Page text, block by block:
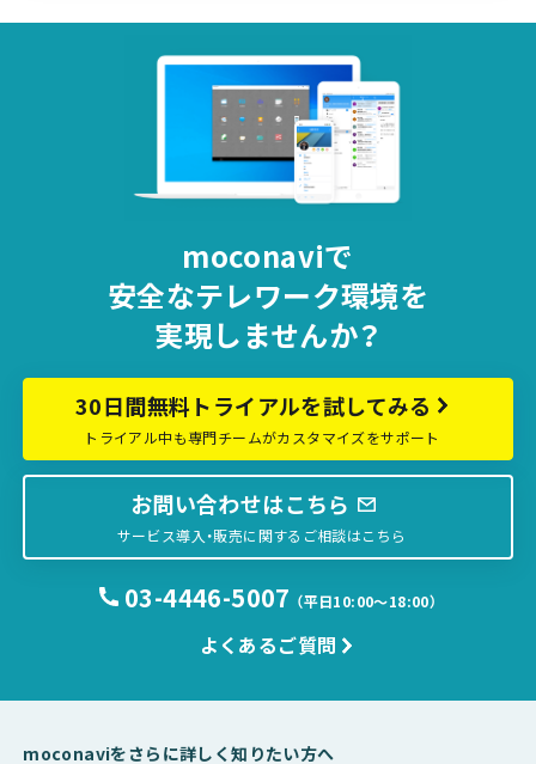
moconaviで
安全なテレワーク環境を
実現しませんか？
30日間無料トライアルを試してみる
トライアル中も専門チームがカスタマイズをサポート
お問い合わせはこちら
サービス導入・販売に関するご相談はこちら
03-4446-5007 （平日10:00〜18:00）
よくあるご質問
moconaviをさらに詳しく知りたい方へ